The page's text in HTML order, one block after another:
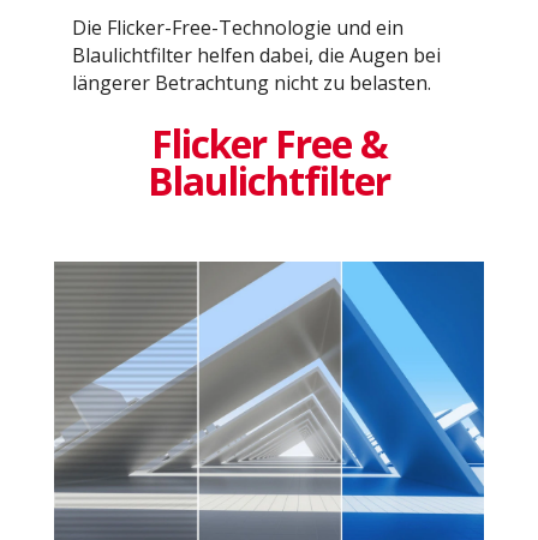
Die Flicker-Free-Technologie und ein
Blaulichtfilter helfen dabei, die Augen bei
längerer Betrachtung nicht zu belasten.
Flicker Free &
Blaulichtfilter